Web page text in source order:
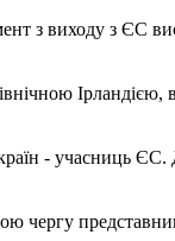
з виходу з ЄС
Ірландією,
- учасниць